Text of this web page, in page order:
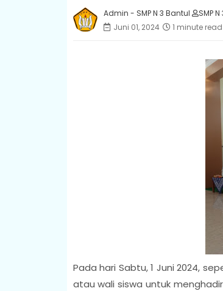
Admin - SMP N 3 Bantul
SMP
Juni 01, 2024
1 minute read
Pada hari Sabtu, 1 Juni 2024,
atau wali siswa untuk